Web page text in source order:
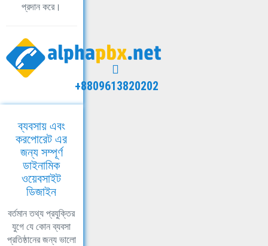
প্রদান করে।
+8809613820202
ব্যবসায় এবং
করপোরেট এর
জন্য সম্পূর্ণ
ডাইনামিক
ওয়েবসাইট
ডিজাইন
বর্তমান তথ্য প্রযুক্তির
যুগে যে কোন ব্যবসা
প্রতিষ্ঠানের জন্য ভালো